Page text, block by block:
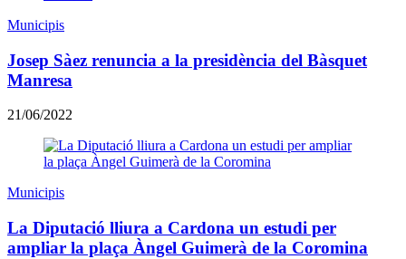
Municipis
Josep Sàez renuncia a la presidència del Bàsquet
Manresa
21/06/2022
Municipis
La Diputació lliura a Cardona un estudi per
ampliar la plaça Àngel Guimerà de la Coromina